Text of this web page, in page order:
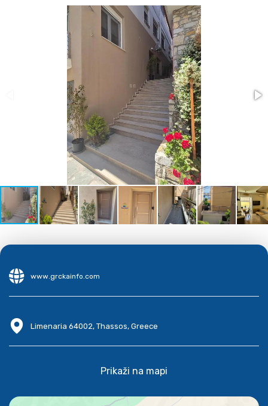
www.grckainfo.com
Limenaria 64002, Thassos, Greece
Prikaži na mapi